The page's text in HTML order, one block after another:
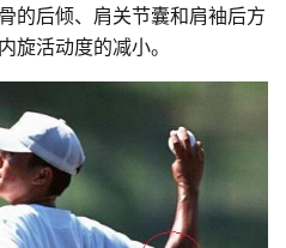
的后倾、肩关节囊和肩袖后方
旋活动度的减小。